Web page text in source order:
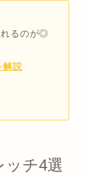
れるのが◎
解説
ッチ4選